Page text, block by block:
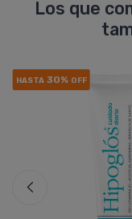
Los que
HASTA30% OFF